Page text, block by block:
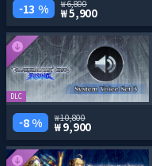
13 % 6,800
5,900
DLC
8 % 10,800
9,900